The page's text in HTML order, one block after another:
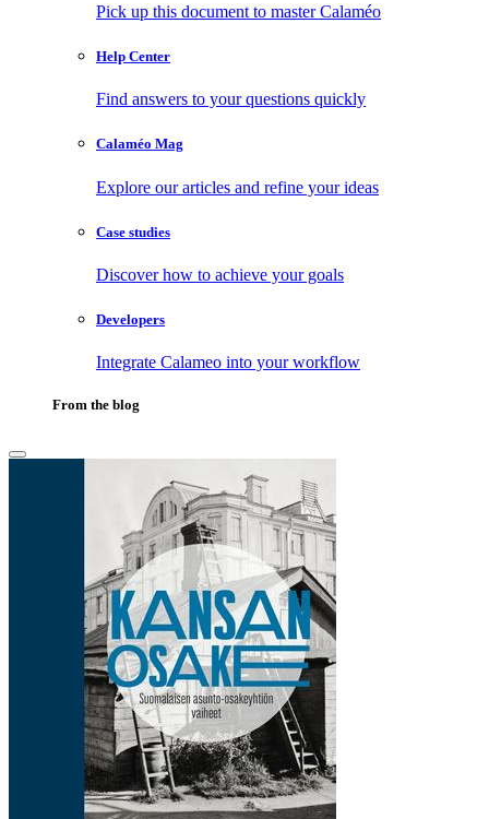
Pick up this document to master Calaméo
Help Center
Find answers to your questions quickly
Calaméo Mag
Explore our articles and refine your ideas
Case studies
Discover how to achieve your goals
Developers
Integrate Calameo into your workflow
From the blog